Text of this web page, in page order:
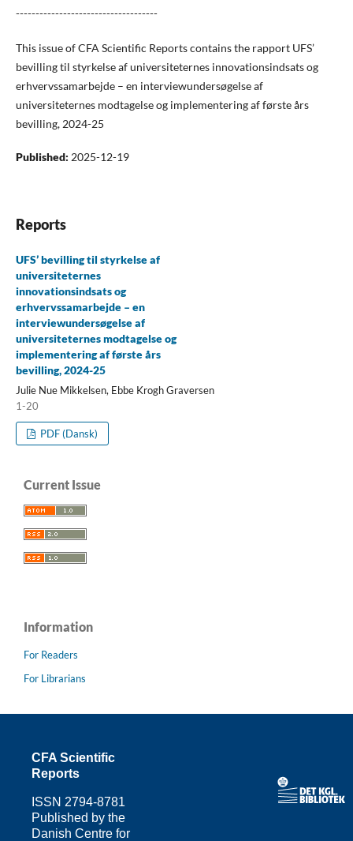
------------------------------------
This issue of CFA Scientific Reports contains the rapport UFS’
bevilling til styrkelse af universiteternes innovationsindsats og
erhvervssamarbejde – en interviewundersøgelse af
universiteternes modtagelse og implementering af første års
bevilling, 2024-25
Published: 2025-12-19
Reports
UFS’ bevilling til styrkelse af
universiteternes
innovationsindsats og
erhvervssamarbejde – en
interviewundersøgelse af
universiteternes modtagelse og
implementering af første års
bevilling, 2024-25
Julie Nue Mikkelsen, Ebbe Krogh Graversen
1-20
PDF (Dansk)
Current Issue
Information
For Readers
For Librarians
CFA Scientific
Reports
ISSN 2794-8781
Published by the
Danish Centre for